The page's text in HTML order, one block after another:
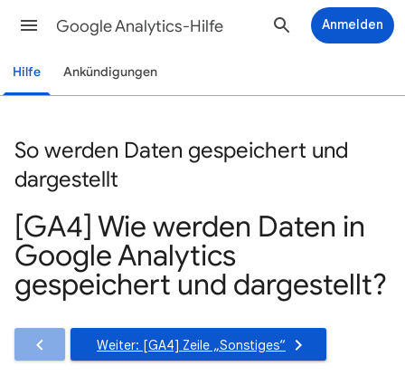
Google Analytics-Hilfe Anmelden
Hilfe Ankündigungen
So werden Daten gespeichert und
dargestellt
[GA4] Wie werden Daten in
Google Analytics
gespeichert und dargestellt?
Weiter: [GA4] Zeile „Sonstiges“